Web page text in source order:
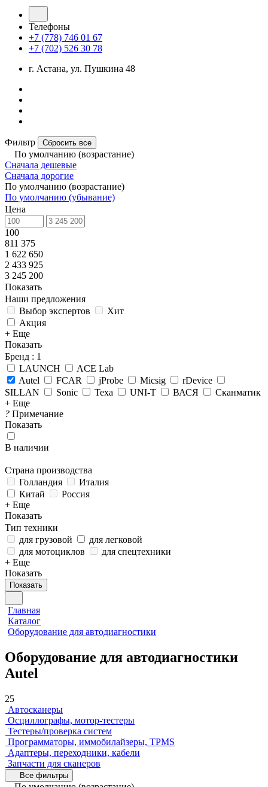
Телефоны
+7 (778) 746 01 67
+7 (702) 526 30 78
г. Астана, ул. Пушкина 48
Фильтр Сбросить все
По умолчанию (возрастание)
Сначала дешевые
Сначала дорогие
По умолчанию (возрастание)
По умолчанию (убывание)
Цена
100
811 375
1 622 650
2 433 925
3 245 200
Показать
Наши предложения
Выбор экспертов
Хит
Акция
+ Еще
Показать
Бренд : 1
LAUNCH
ACE Lab
Autel
FCAR jProbe Micsig
rDevice
SILLAN
Sonic Texa UNI-T ВАСЯ
Сканматик
+ Еще
? Примечание
Показать
В наличии
Страна производства
Голландия
Италия
Китай
Россия
+ Еще
Показать
Тип техники
для грузовой
для легковой
для мотоциклов
для спецтехники
+ Еще
Показать
Показать
Главная
Каталог
Оборудование для автодиагностики
Оборудование для автодиагностики
Autel
25
Автосканеры
Осциллографы, мотор-тестеры
Тестеры/проверка систем
Программаторы, иммобилайзеры, TPMS
Адаптеры, переходники, кабели
Запчасти для сканеров
Все фильтры